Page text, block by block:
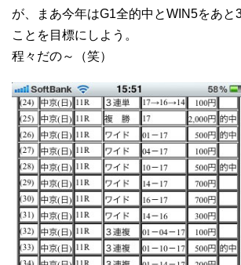
が、まあ今年はG1全的中とWIN5をあと
ことを目標にしよう。
程々だの～（笑）